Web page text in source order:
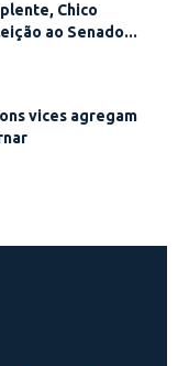
Chico
ao Senado...
vices agregam